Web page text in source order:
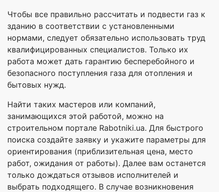
Чтобы все правильно рассчитать и подвести газ к
зданию в соответствии с установленными
нормами, следует обязательно использовать труд
квалифицированных специалистов. Только их
работа может дать гарантию бесперебойного и
безопасного поступления газа для отопления и
бытовых нужд.
Найти таких мастеров или компаний,
занимающихся этой работой, можно на
строительном портале Rabotniki.ua. Для быстрого
поиска создайте заявку и укажите параметры для
ориентирования (приблизительная цена, место
работ, ожидания от работы). Далее вам останется
только дождаться отзывов исполнителей и
выбрать подходящего. В случае возникновения